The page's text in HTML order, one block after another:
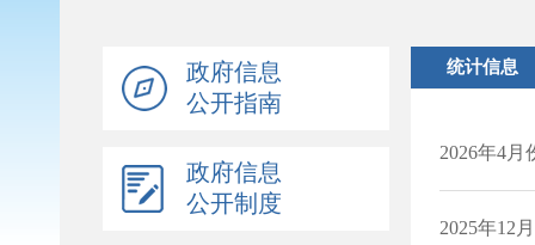
政府信息
公开指南
政府信息
公开制度